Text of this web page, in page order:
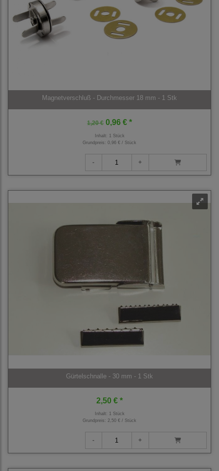
Magnetverschluß - Durchmesser 18 mm - 1 Stk
1,20 € 0,96 € *
Inhalt: 1 Stück
Grundpreis: 0,96 € / Stück
Gürtelschnalle - 30 mm - 1 Stk
2,50 € *
Inhalt: 1 Stück
Grundpreis: 2,50 € / Stück